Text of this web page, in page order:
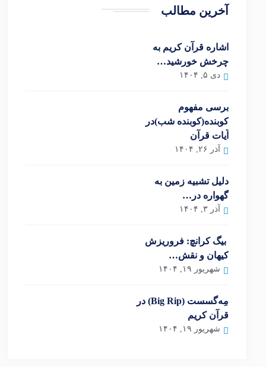
آخرین مطالب
اشاره قرآن کریم به
چرخش خورشید…
دی ۵, ۱۴۰۴
برسی مفهوم
کوبنده(کوبنده شب)در
آیات قرآن
آذر ۲۶, ۱۴۰۴
دلیل تشبیه زمین به
گهواره در…
آذر ۳, ۱۴۰۴
بیگ کرانچ: فروریزش
کیهان و نقش…
شهریور ۱۹, ۱۴۰۴
مِه‌گسست (Big Rip) در
قرآن کریم
شهریور ۱۹, ۱۴۰۴